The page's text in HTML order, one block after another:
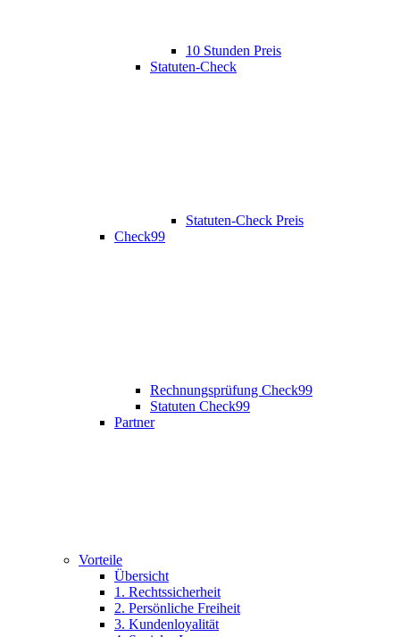
10 Stunden Preis
Statuten-Check
Statuten-Check Preis
Check99
Rechnungsprüfung Check99
Statuten Check99
Partner
Vorteile
Übersicht
1. Rechtssicherheit
2. Persönliche Freiheit
3. Kundenloyalität